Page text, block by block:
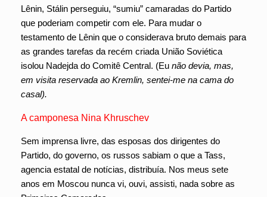
Lênin, Stálin perseguiu, “sumiu” camaradas do Partido
que poderiam competir com ele. Para mudar o
testamento de Lênin que o considerava bruto demais para
as grandes tarefas da recém criada União Soviética
isolou Nadejda do Comitê Central. (Eu não devia, mas,
em visita reservada ao Kremlin, sentei-me na cama do
casal).
A camponesa Nina Khruschev
Sem imprensa livre, das esposas dos dirigentes do
Partido, do governo, os russos sabiam o que a Tass,
agencia estatal de notícias, distribuía. Nos meus sete
anos em Moscou nunca vi, ouvi, assisti, nada sobre as